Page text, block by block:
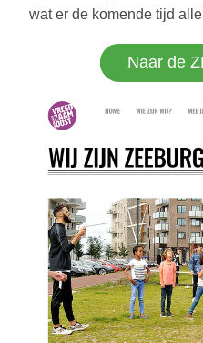
wat er de komende tijd
Naar de